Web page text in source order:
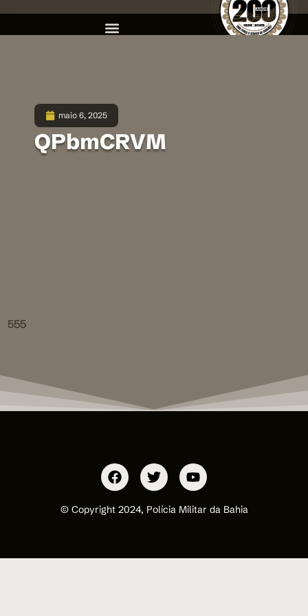
maio 6, 2025
QPbmCRVM
555
© Copyright 2024, Polícia Militar da Bahia